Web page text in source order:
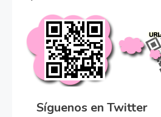
Síguenos en Twitter